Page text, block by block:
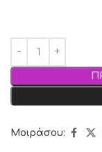
Μοιράσου: